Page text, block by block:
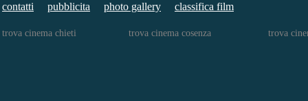
contatti pubblicita photo gallery classifica film
trova cinema chieti trova cinema cosenza trova